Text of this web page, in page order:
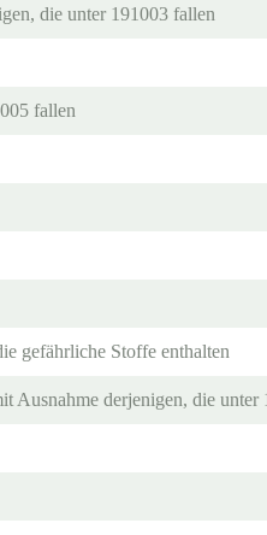
die unter 191003 fallen
fallen
gefährliche Stoffe enthalten
Ausnahme derjenigen, die unter